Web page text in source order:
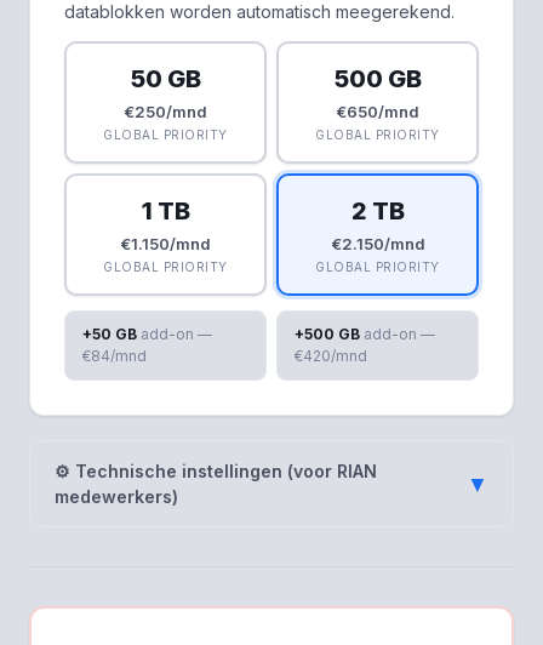
datablokken worden automatisch meegerekend.
50 GB
€250/mnd
GLOBAL PRIORITY
500 GB
€650/mnd
GLOBAL PRIORITY
1 TB
€1.150/mnd
GLOBAL PRIORITY
2 TB
€2.150/mnd
GLOBAL PRIORITY
+50 GB add-on —
€84/mnd
+500 GB add-on —
€420/mnd
⚙ Technische instellingen (voor RIAN
medewerkers)
▼